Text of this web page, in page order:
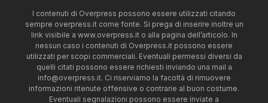
I contenuti di Overpress possono essere utilizzati citando
sempre overpress.it come fonte. Si prega di inserire inoltre un
link visibile a www.overpress.it o alla pagina dell’articolo. In
nessun caso i contenuti di Overpress.it possono essere
utilizzati per scopi commerciali. Eventuali permessi diversi da
quelli citati possono essere richiesti inviando una mail a
info@overpress.it. Ci riserviamo la facoltà di rimuovere
informazioni ritenute offensive o contrarie al buon costume.
Eventuali segnalazioni possono essere inviate a